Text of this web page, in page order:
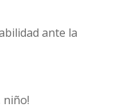
ante la
niño!